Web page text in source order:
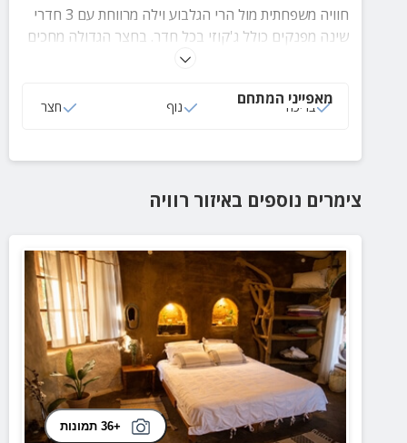
חוויה משפחתית מול הרי הגלבוע וילה מרווחת עם 3 חדרי
שינה מפנקים כולל ג'קוזי בכל חדר. בחצר הגדולה מחכים
לכם בריכה מגודרת, נדנדות, טרמפולינה ועמדת מנגל
כיף, נוחות וזיכרונות משפחתיים שלא תשכחו!
מאפייני המתחם
בריכה נוף חצר
צימרים נוספים באיזור רוויה
+36 תמונות